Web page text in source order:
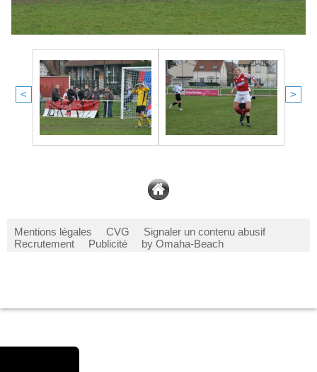
< >
Mentions légales CVG
Signaler un contenu abusif
Recrutement
Publicité by Omaha-Beach